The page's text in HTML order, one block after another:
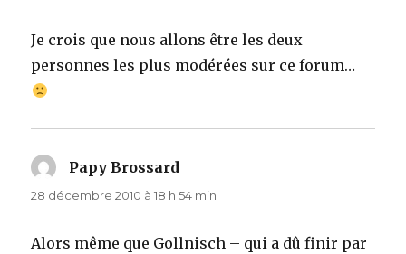
Je crois que nous allons être les deux
personnes les plus modérées sur ce forum…
Papy Brossard
28 décembre 2010 à 18 h 54 min
Alors même que Gollnisch – qui a dû finir par